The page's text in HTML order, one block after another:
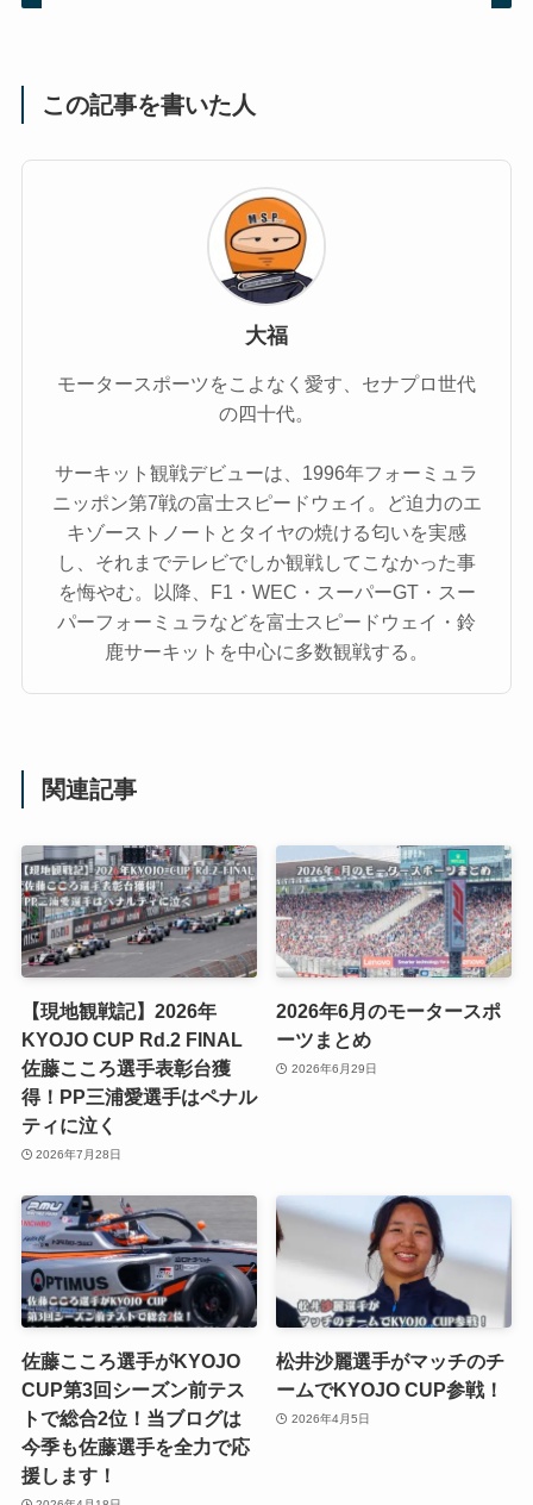
この記事を書いた人
大福
モータースポーツをこよなく愛す、セナプロ世代
の四十代。
サーキット観戦デビューは、1996年フォーミュラ
ニッポン第7戦の富士スピードウェイ。ど迫力のエ
キゾーストノートとタイヤの焼ける匂いを実感
し、それまでテレビでしか観戦してこなかった事
を悔やむ。以降、F1・WEC・スーパーGT・スー
パーフォーミュラなどを富士スピードウェイ・鈴
鹿サーキットを中心に多数観戦する。
関連記事
【現地観戦記】2026年
KYOJO CUP Rd.2 FINAL
佐藤こころ選手表彰台獲
得！PP三浦愛選手はペナル
ティに泣く
2026年7月28日
2026年6月のモータースポ
ーツまとめ
2026年6月29日
佐藤こころ選手がKYOJO
CUP第3回シーズン前テス
トで総合2位！当ブログは
今季も佐藤選手を全力で応
援します！
松井沙麗選手がマッチのチ
ームでKYOJO CUP参戦！
2026年4月5日